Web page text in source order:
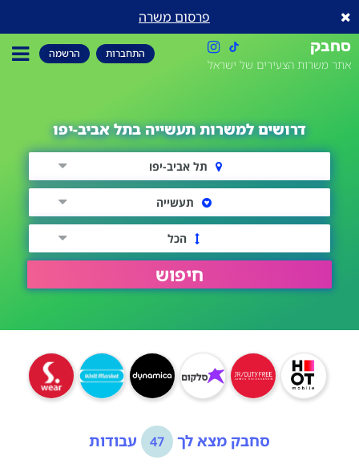
פרסום משרה
סחבק
אתר משרות הצעירים של ישראל
התחברות הרשמה
דרושים למשרות תעשייה בתל אביב-יפו
תל אביב-יפו
תעשייה
הכל
חיפוש
סחבק מצא לך 47 עבודות